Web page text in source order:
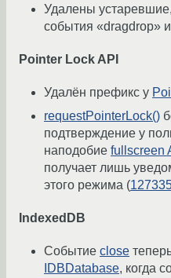
Удалены
события «dragdrop»
Pointer Lock API
Удалён префикс у
requestPointerLock()
подтверждение у
наподобие fullscreen
получает лишь
этого режима (
IndexedDB
Событие close
IDBDatabase, когда